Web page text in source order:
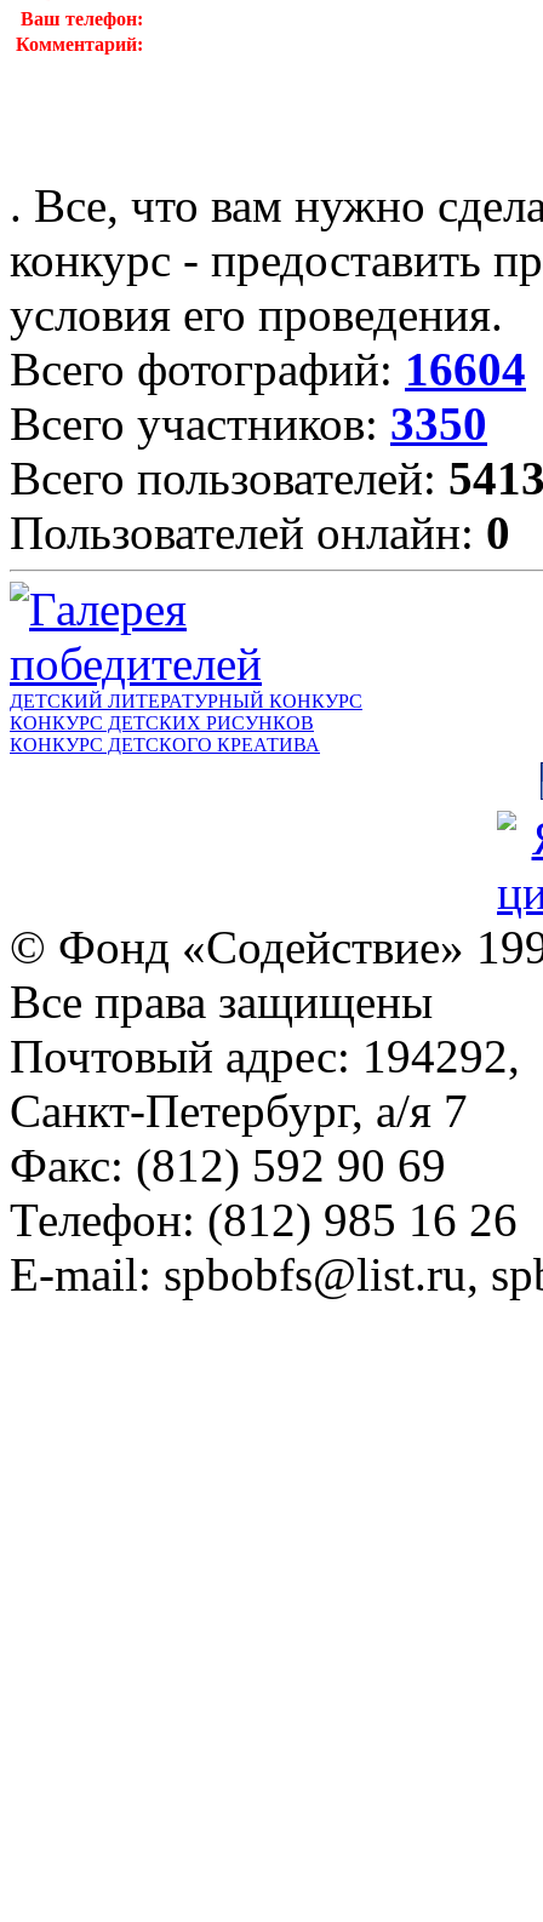
Ваш телефон:
Комментарий:
. Все, что вам нужно
конкурс - предоставить
условия его проведения.
Всего фотографий: 16604
Всего участников: 3350
Всего пользователей:
Пользователей онлайн: 0
ДЕТСКИЙ ЛИТЕРАТУРНЫЙ КОНКУРС
КОНКУРС ДЕТСКИХ РИСУНКОВ
КОНКУРС ДЕТСКОГО КРЕАТИВА
© Фонд «Содействие»
Все права защищены
Почтовый адрес: 194292,
Санкт-Петербург, а/я 7
Факс: (812) 592 90 69
Телефон: (812) 985 16 26
E-mail: spbobfs@list.ru,